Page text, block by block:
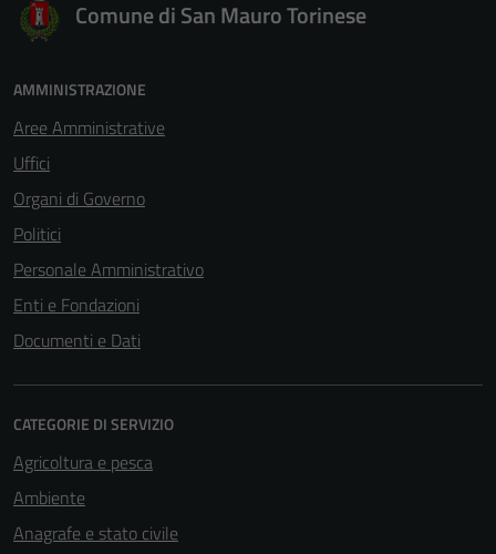
Comune di San Mauro Torinese
AMMINISTRAZIONE
Aree Amministrative
Uffici
Organi di Governo
Politici
Personale Amministrativo
Enti e Fondazioni
Documenti e Dati
CATEGORIE DI SERVIZIO
Agricoltura e pesca
Ambiente
Anagrafe e stato civile